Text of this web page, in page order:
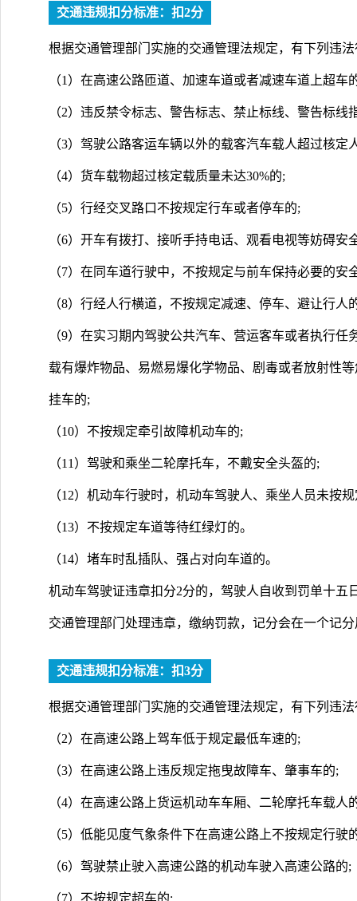
交通违规扣分标准：扣2分
根据交通管理部门实施的交通管理法规定，有下列违
（1）在高速公路匝道、加速车道或者减速车道上超车
（2）违反禁令标志、警告标志、禁止标线、警告标线
（3）驾驶公路客运车辆以外的载客汽车载人超过核定
（4）货车载物超过核定载质量未达30%的;
（5）行经交叉路口不按规定行车或者停车的;
（6）开车有拨打、接听手持电话、观看电视等妨碍安
（7）在同车道行驶中，不按规定与前车保持必要的安
（8）行经人行横道，不按规定减速、停车、避让行人
（9）在实习期内驾驶公共汽车、营运客车或者执行
载有爆炸物品、易燃易爆化学物品、剧毒或者放射性
挂车的;
（10）不按规定牵引故障机动车的;
（11）驾驶和乘坐二轮摩托车，不戴安全头盔的;
（12）机动车行驶时，机动车驾驶人、乘坐人员未按
（13）不按规定车道等待红绿灯的。
（14）堵车时乱插队、强占对向车道的。
机动车驾驶证违章扣分2分的，驾驶人自收到罚单十五
交通管理部门处理违章，缴纳罚款，记分会在一个记
交通违规扣分标准：扣3分
根据交通管理部门实施的交通管理法规定，有下列违
（2）在高速公路上驾车低于规定最低车速的;
（3）在高速公路上违反规定拖曳故障车、肇事车的;
（4）在高速公路上货运机动车车厢、二轮摩托车载人
（5）低能见度气象条件下在高速公路上不按规定行驶
（6）驾驶禁止驶入高速公路的机动车驶入高速公路的;
（7）不按规定超车的;